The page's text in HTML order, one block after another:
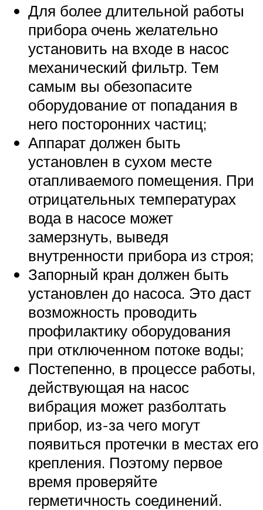
Для более длительной работы
прибора очень желательно
установить на входе в насос
механический фильтр. Тем
самым вы обезопасите
оборудование от попадания в
него посторонних частиц;
Аппарат должен быть
установлен в сухом месте
отапливаемого помещения. При
отрицательных температурах
вода в насосе может
замерзнуть, выведя
внутренности прибора из строя;
Запорный кран должен быть
установлен до насоса. Это даст
возможность проводить
профилактику оборудования
при отключенном потоке воды;
Постепенно, в процессе работы,
действующая на насос
вибрация может разболтать
прибор, из-за чего могут
появиться протечки в местах его
крепления. Поэтому первое
время проверяйте
герметичность соединений.